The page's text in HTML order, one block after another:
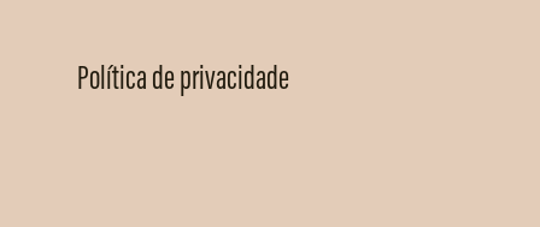
Política de privacidade